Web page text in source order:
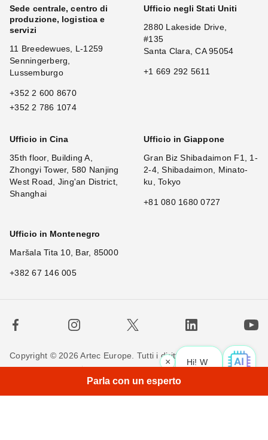
Hi! What is yo
×
Sede centrale, centro di
produzione, logistica e
servizi
11 Breedewues, L-1259
Senningerberg,
Lussemburgo
+352 2 600 8670
+352 2 786 1074
Ufficio negli Stati Uniti
2880 Lakeside Drive,
#135
Santa Clara, CA 95054
+1 669 292 5611
Ufficio in Cina
35th floor, Building A,
Zhongyi Tower, 580 Nanjing
West Road, Jing'an District,
Shanghai
Ufficio in Giappone
Gran Biz Shibadaimon F1, 1-
2-4, Shibadaimon, Minato-
ku, Tokyo
+81 080 1680 0727
Ufficio in Montenegro
Maršala Tita 10, Bar, 85000
+382 67 146 005
Copyright © 2026 Artec Europe. Tutti i diritti riservati.
Contattaci
Parla con un esperto